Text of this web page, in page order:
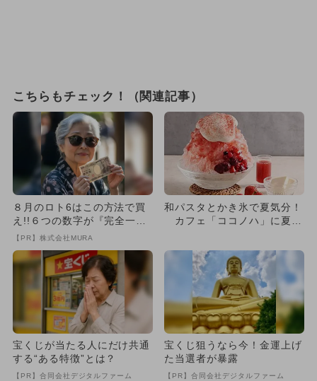
こちらもチェック！（関連記事）
８月のロト6はこの方法で買
え!!６つの数字が『完全一
致』する方法
【PR】株式会社MURA
和パスタとかき氷で夏気分！
カフェ「ココノハ」に夏限
宝くじが当たる人にだけ共通
する“ある特徴”とは？
【PR】合同会社デジタルファーム
宝くじ狙うなら今！金運上げ
た当選者が暴露
【PR】合同会社デジタルファーム